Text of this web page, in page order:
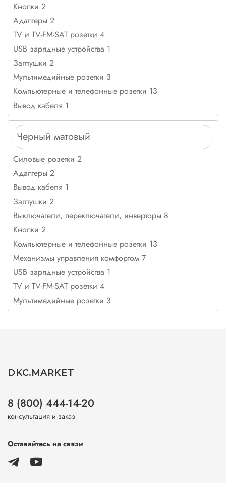
Кнопки 2
Адаптеры 2
TV и TV-FM-SAT розетки 4
USB зарядные устройства 1
Заглушки 2
Мультимедийные розетки 3
Компьютерные и телефонные розетки 13
Вывод кабеля 1
Черный матовый
Силовые розетки 2
Адаптеры 2
Вывод кабеля 1
Заглушки 2
Выключатели, переключатели, инверторы 8
Кнопки 2
Компьютерные и телефонные розетки 13
Механизмы управления комфортом 7
USB зарядные устройства 1
TV и TV-FM-SAT розетки 4
Мультимедийные розетки 3
DKC.MARKET
8 (800) 444-14-20
консультация и заказ
Оставайтесь на связи